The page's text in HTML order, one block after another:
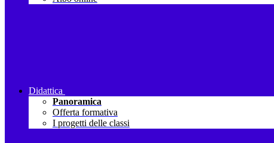
Didattica
Panoramica
Offerta formativa
I progetti delle classi